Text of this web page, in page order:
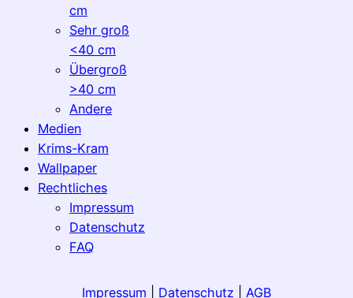
cm
Sehr groß
<40 cm
Übergroß
>40 cm
Andere
Medien
Krims-Kram
Wallpaper
Rechtliches
Impressum
Datenschutz
FAQ
Impressum Datenschutz AGB